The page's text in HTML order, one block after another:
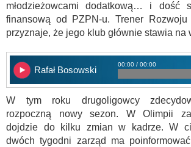
młodzieżowcami dodatkową… i dość
finansową od PZPN-u. Trener Rozwoju
przyznaje, że jego klub głównie stawia na
Rafał Bosowski
00:00 / 00:00
W tym roku drugoligowcy
rozpoczną nowy sezon. W Olimpii
dojdzie do kilku zmian w kadrze. W
dwóch tygodni zarząd ma